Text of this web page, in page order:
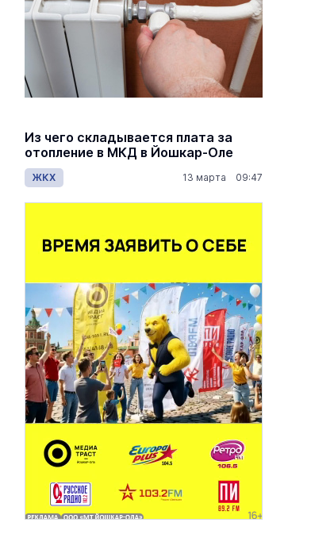
Из чего складывается плата за
отопление в МКД в Йошкар-Оле
ЖКХ 13 марта 09:47